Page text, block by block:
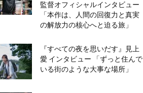
監督オフィシャルインタビュー
「本作は、人間の回復力と真実
の解放力の核心へと迫る旅」
『すべての夜を思いだす』見上
愛 インタビュー 「ずっと住んで
いる街のような大事な場所」